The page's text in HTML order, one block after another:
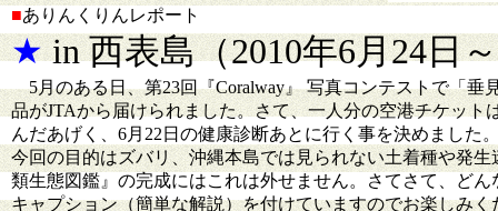
■ありんくりんレポート
★in 西表島（2010年6月24日
5月のある日、第23回『Coralway』 写真コンテストで「垂
品がJTAから届けられました。さて、一人分の空港チケッ
んだあげく、6月22日の健康診断あとに行く事を決めました
今回の目的はズバリ、沖縄本島では見られない土着種や発
類生態図鑑』の完成にはこれは外せません。さてさて、ど
キャプション（簡単な解説）を付けていますのでお楽しみ